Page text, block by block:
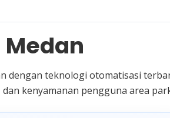
dengan teknologi otomatisasi
kenyamanan pengguna area